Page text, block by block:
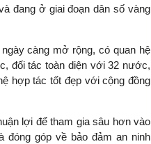
đang ở giai đoạn dân số vàng
càng mở rộng, có quan hệ
đối tác toàn diện với 32 nước,
hợp tác tốt đẹp với cộng đồng
lợi để tham gia sâu hơn vào
đóng góp về bảo đảm an ninh